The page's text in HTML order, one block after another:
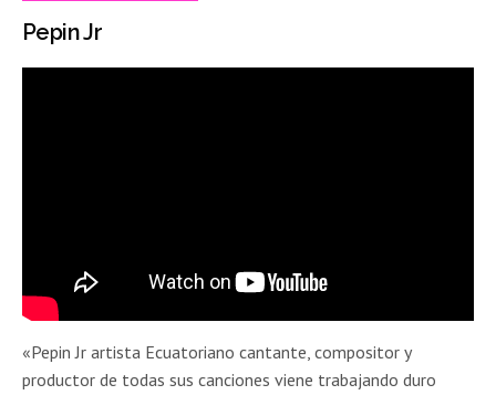
Pepin Jr
«Pepin Jr artista Ecuatoriano cantante, compositor y
productor de todas sus canciones viene trabajando duro